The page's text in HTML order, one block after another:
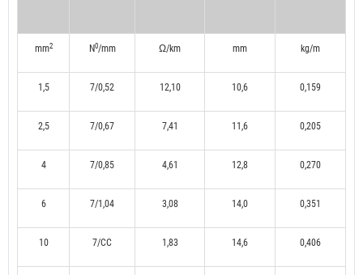
mm2 N0/mm Ω/km mm kg/m
1,5 7/0,52 12,10 10,6 0,159
2,5 7/0,67 7,41 11,6 0,205
4 7/0,85 4,61 12,8 0,270
6 7/1,04 3,08 14,0 0,351
10 7/CC 1,83 14,6 0,406